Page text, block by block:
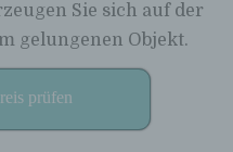
Sie sich auf der
gelungenen Objekt.
prüfen